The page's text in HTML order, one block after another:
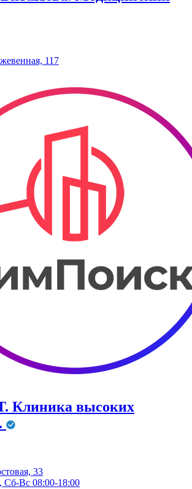
117
Клиника высоких
33
Сб-Вс 08:00-18:00